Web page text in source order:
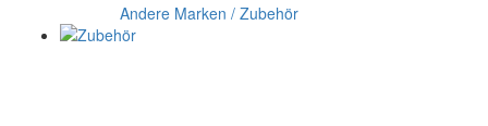
Andere Marken / Zubehör